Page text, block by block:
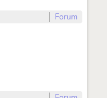
Forum